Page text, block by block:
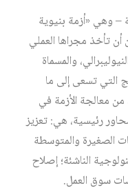
– وهي «أزمة بنيوية
أن تأخذ مجراها العملي
والمسماة
التي تسعى إلى ما
معالجة الأزمة في
رئيسية، هي: تعزيز
الصغيرة والمتوسطة
الناشئة؛ إصلاح
سوق العمل.